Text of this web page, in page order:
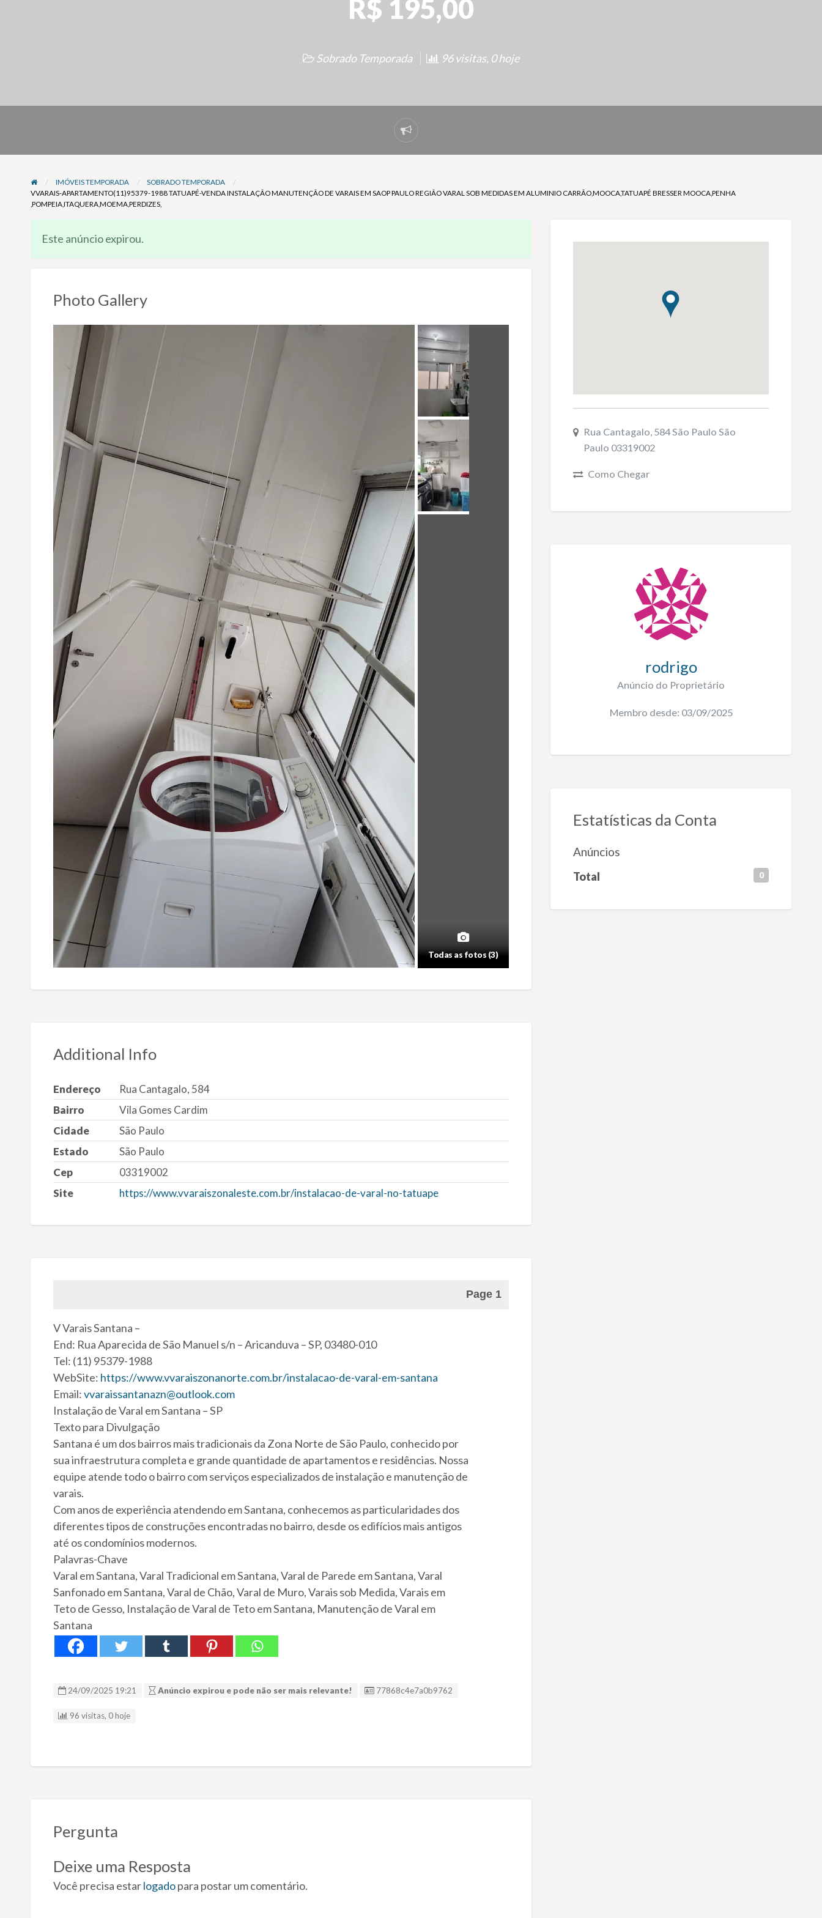
R$ 195,00
Sobrado Temporada 96 visitas, 0 hoje
Denunciar
problema
IMÓVEIS TEMPORADA
SOBRADO TEMPORADA
VVARAIS-APARTAMENTO(11)95379-1988 TATUAPÉ-VENDA INSTALAÇÃO MANUTENÇÃO DE VARAIS EM SAOP PAULO REGIÃO VARAL SOB MEDIDAS EM ALUMINIO CARRÃO,MOOCA,TATUAPÉ BRESSER MOOCA,PENHA
,POMPEIA,ITAQUERA,MOEMA,PERDIZES,
Este anúncio expirou.
Photo Gallery
Todas as fotos (3)
Additional Info
Endereço
Rua Cantagalo, 584
Bairro
Vila Gomes Cardim
Cidade
São Paulo
Estado
São Paulo
Cep
03319002
Site
https://www.vvaraiszonaleste.com.br/instalacao-de-varal-no-tatuape
Page 1
V Varais Santana –
End: Rua Aparecida de São Manuel s/n – Aricanduva – SP, 03480-010
Tel: (11) 95379-1988
WebSite: https://www.vvaraiszonanorte.com.br/instalacao-de-varal-em-santana
Email:vvaraissantanazn@outlook.com
Instalação de Varal em Santana – SP
Texto para Divulgação
Santana é um dos bairros mais tradicionais da Zona Norte de São Paulo, conhecido por
sua infraestrutura completa e grande quantidade de apartamentos e residências. Nossa
equipe atende todo o bairro com serviços especializados de instalação e manutenção de
varais.
Com anos de experiência atendendo em Santana, conhecemos as particularidades dos
diferentes tipos de construções encontradas no bairro, desde os edifícios mais antigos
até os condomínios modernos.
Palavras-Chave
Varal em Santana, Varal Tradicional em Santana, Varal de Parede em Santana, Varal
Sanfonado em Santana, Varal de Chão, Varal de Muro, Varais sob Medida, Varais em
Teto de Gesso, Instalação de Varal de Teto em Santana, Manutenção de Varal em
Santana
24/09/2025 19:21 Anúncio expirou e pode não ser mais relevante! ID Anúncio
77868c4e7a0b9762
96 visitas, 0 hoje
Pergunta
Deixe uma Resposta
Você precisa estarlogadopara postar um comentário.
Rua Cantagalo, 584 São Paulo São
Paulo 03319002
Como Chegar
rodrigo
Anúncio do Proprietário
Membro desde: 03/09/2025
Estatísticas da Conta
Anúncios
Total 0